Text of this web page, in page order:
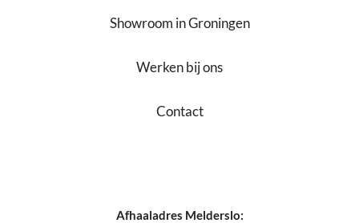
Showroom in Groningen
Werken bij ons
Contact
Afhaaladres Melderslo: